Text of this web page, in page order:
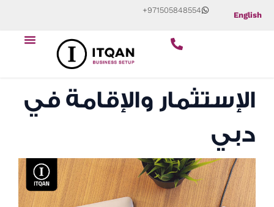
content
English
+971505848554
الإستثمار والإقامة في
دبي